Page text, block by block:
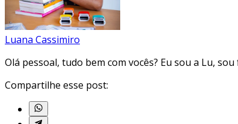
Luana Cassimiro
Olá pessoal, tudo bem com vocês? Eu sou a Lu,
Compartilhe esse post: